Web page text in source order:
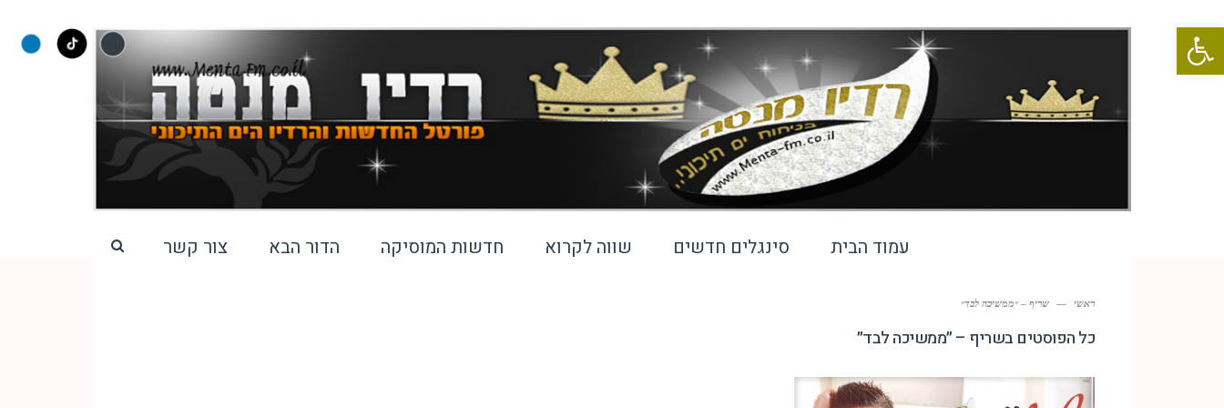
פתח סרגל נגישות
עמוד הבית סינגלים חדשים שווה לקרוא חדשות המוסיקה הדור הבא צור קשר
ראשי — שריף – ״ממשיכה לבד״
כל הפוסטים בשריף – ״ממשיכה לבד״